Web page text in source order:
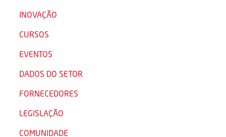
INOVAÇÃO
CURSOS
EVENTOS
DADOS DO SETOR
FORNECEDORES
LEGISLAÇÃO
COMUNIDADE